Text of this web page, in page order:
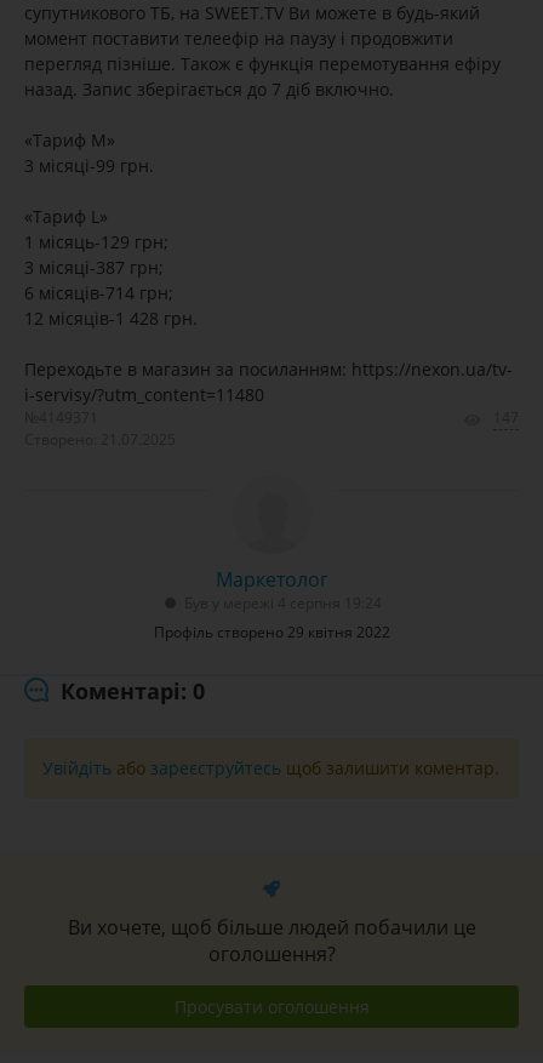
супутникового ТБ, на SWEET.TV Ви можете в будь-який
момент поставити телеефір на паузу і продовжити
перегляд пізніше. Також є функція перемотування ефіру
назад. Запис зберігається до 7 діб включно.
«Тариф M»
3 місяці-99 грн.
«Тариф L»
1 місяць-129 грн;
3 місяці-387 грн;
6 місяців-714 грн;
12 місяців-1 428 грн.
Переходьте в магазин за посиланням: https://nexon.ua/tv-
i-servisy/?utm_content=11480
Маркетолог
Профіль створено 29 квітня 2022
Коментарі: 0
Увійдіть або зареєструйтесь щоб залишити коментар.
Ви хочете, щоб більше людей побачили це
оголошення?
Просувати оголошення